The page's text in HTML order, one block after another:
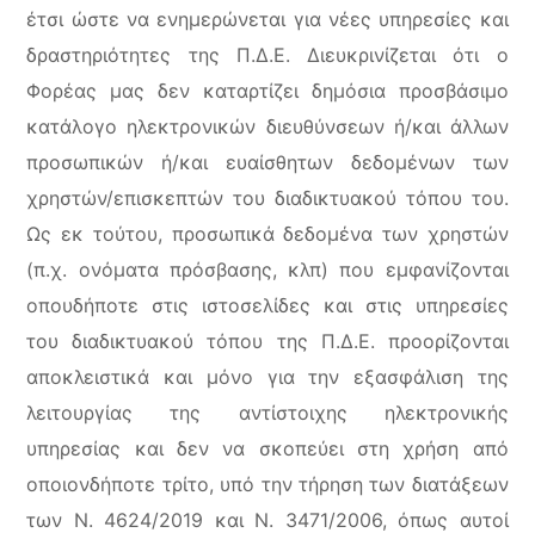
έτσι ώστε να ενημερώνεται για νέες υπηρεσίες και
δραστηριότητες της Π.Δ.Ε. Διευκρινίζεται ότι ο
Φορέας μας δεν καταρτίζει δημόσια προσβάσιμο
κατάλογο ηλεκτρονικών διευθύνσεων ή/και άλλων
προσωπικών ή/και ευαίσθητων δεδομένων των
χρηστών/επισκεπτών του διαδικτυακού τόπου του.
Ως εκ τούτου, προσωπικά δεδομένα των χρηστών
(π.χ. ονόματα πρόσβασης, κλπ) που εμφανίζονται
οπουδήποτε στις ιστοσελίδες και στις υπηρεσίες
του διαδικτυακού τόπου της Π.Δ.Ε. προορίζονται
αποκλειστικά και μόνο για την εξασφάλιση της
λειτουργίας της αντίστοιχης ηλεκτρονικής
υπηρεσίας και δεν να σκοπεύει στη χρήση από
οποιονδήποτε τρίτο, υπό την τήρηση των διατάξεων
των Ν. 4624/2019 και Ν. 3471/2006, όπως αυτοί